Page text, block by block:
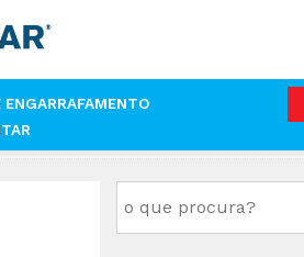
COM O REINO UNIDO